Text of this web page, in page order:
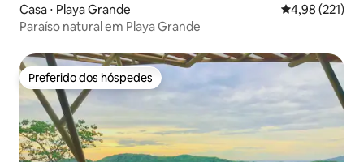
Casa ⋅ Playa Grande 4,98 de uma
4,98 (221)
Paraíso natural em Playa Grande
Preferido dos hóspedes
Preferido dos hóspedes